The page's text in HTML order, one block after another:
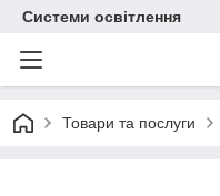
Системи освітлення
Товари та послуги